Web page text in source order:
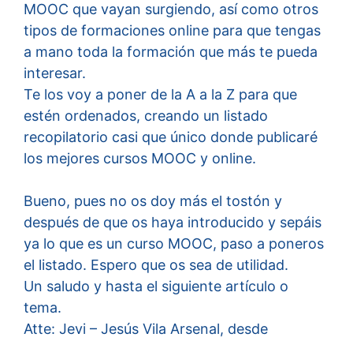
MOOC que vayan surgiendo, así como otros
tipos de formaciones online para que tengas
a mano toda la formación que más te pueda
interesar.
Te los voy a poner de la A a la Z para que
estén ordenados, creando un listado
recopilatorio casi que único donde publicaré
los mejores cursos MOOC y online.
Bueno, pues no os doy más el tostón y
después de que os haya introducido y sepáis
ya lo que es un curso MOOC, paso a poneros
el listado. Espero que os sea de utilidad.
Un saludo y hasta el siguiente artículo o
tema.
Atte: Jevi – Jesús Vila Arsenal, desde